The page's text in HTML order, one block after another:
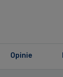
Opinie